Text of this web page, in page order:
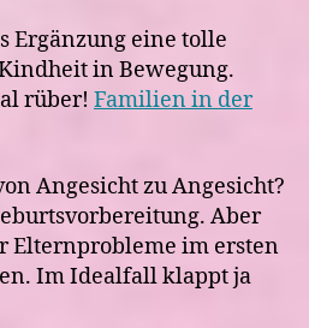
Ergänzung eine tolle
in Bewegung.
rüber! Familien in der
Angesicht zu Angesicht?
Aber
im ersten
Im Idealfall klappt ja